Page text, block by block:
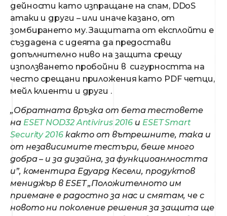
дейности като изпращане на спам, DDoS
атаки и други – или иначе казано, от
зомбирането му. Защитата от експлойти е
създадена с идеята да предостави
допълнително ниво на защита срещу
използването пробойни в сигурността на
често срещани приложения като PDF четци,
мейл клиенти и други .
„Обратната връзка от бета тестовете
на ESET NOD32 Antivirus 2016 и ESET Smart
Security 2016както от вътрешните, така и
от независимите тестъри, беше много
добра – и за дизайна, за функциоанлността
и”, коментира Едуард Кесели, продуктов
мениджър в ESET „Положителното им
приемане е радостно за нас и смятам, че с
новото ни поколение решения за защита ще